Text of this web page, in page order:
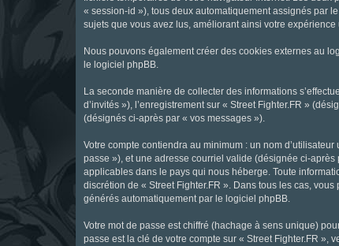
« session-id »), tous deux automatiquement assignés par
sujets que vous avez lus, améliorant ainsi votre expérience
Nous pouvons également créer des cookies externes au
le logiciel phpBB.
La seconde manière de collecter des informations
d’invités »), l’enregistrement sur « Street Fighter.FR »
(désignés ci-après par « vos messages »).
Votre compte contiendra au minimum : un nom
passe »), et une adresse courriel valide (désignée ci-
applicables dans le pays qui nous héberge. Toute
discrétion de « Street Fighter.FR ». Dans tous les cas,
générés automatiquement par le logiciel phpBB.
Votre mot de passe est chiffré (hachage à sens unique)
passe est la clé de votre compte sur « Street Fighter.FR »,